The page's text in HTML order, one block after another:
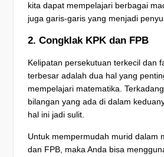
kita dapat mempelajari berbagai
juga garis-garis yang menjadi
2. Congklak KPK dan FPB
Kelipatan persekutuan terkecil dan
terbesar adalah dua hal yang
mempelajari matematika.
bilangan yang ada di dalam
hal ini jadi sulit.
Untuk mempermudah murid dalam
dan FPB, maka Anda bisa